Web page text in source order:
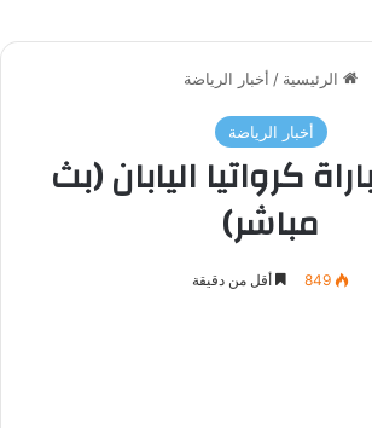
الرئيسية / أخبار الرياضة
أخبار الرياضة
كرواتيا اليابان (بث
مباشر)
849 أقل من دقيقة